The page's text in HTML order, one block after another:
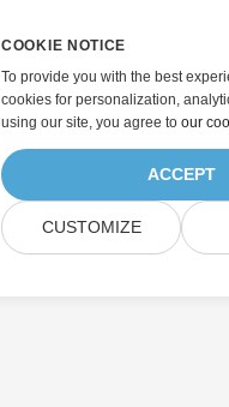
COOKIE NOTICE
To provide you with the best
cookies for personalization,
using our site, you agree to our
ACCEPT
CUSTOMIZE